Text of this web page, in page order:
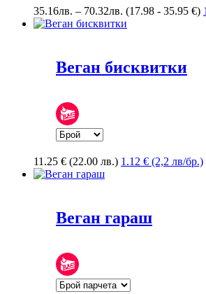
35.16лв. – 70.32лв. Price
range:
(17.98 - 35.95 €)
Веган бисквитки
11.25 € (22.00 лв.) 1.12 € (2,2 лв/бр.)
Веган гараш